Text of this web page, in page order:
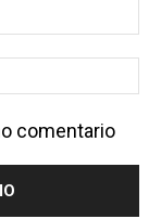
comentario